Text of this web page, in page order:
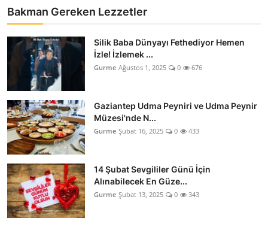
Bakman Gereken Lezzetler
Silik Baba Dünyayı Fethediyor Hemen
İzle! İzlemek ...
Gurme Ağustos 1, 2025 0 676
Gaziantep Udma Peyniri ve Udma Peynir
Müzesi'nde N...
Gurme Şubat 16, 2025 0 433
14 Şubat Sevgililer Günü İçin
Alınabilecek En Güze...
Gurme Şubat 13, 2025 0 343